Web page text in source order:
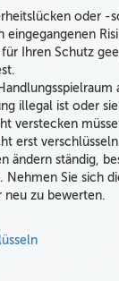
oder -
eingegangenen
für Ihren Schutz
illegal ist oder
verstecken
erst
ändern ständig,
Nehmen Sie sich
neu zu bewerten.